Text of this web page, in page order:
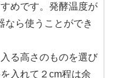
めです。発酵温度が
なら使うことができ
る高さのものを選び
入れて２cm程は余